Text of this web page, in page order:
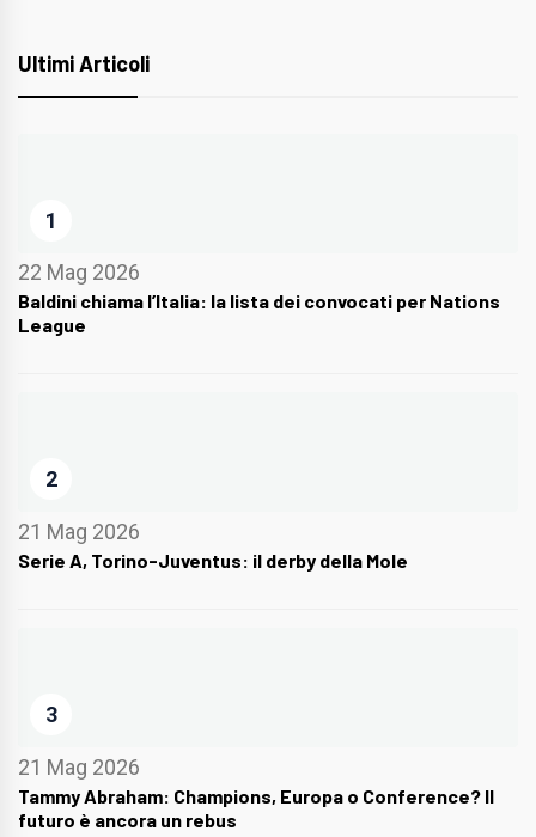
Ultimi Articoli
1
22 Mag 2026
Baldini chiama l’Italia: la lista dei convocati per Nations
League
2
21 Mag 2026
Serie A, Torino-Juventus: il derby della Mole
3
21 Mag 2026
Tammy Abraham: Champions, Europa o Conference? Il
futuro è ancora un rebus